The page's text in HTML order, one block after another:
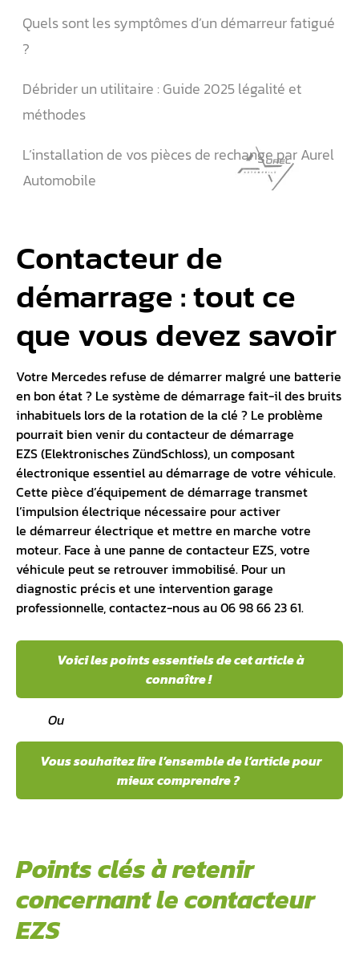
Quels sont les symptômes d’un démarreur fatigué
?
Débrider un utilitaire : Guide 2025 légalité et
méthodes
L’installation de vos pièces de rechange par Aurel
Automobile
Contacteur de
démarrage : tout ce
que vous devez savoir
Votre Mercedes refuse de démarrer malgré une batterie
en bon état ? Le système de démarrage fait-il des bruits
inhabituels lors de la rotation de la clé ? Le problème
pourrait bien venir ducontacteur de démarrage
EZS(Elektronisches ZündSchloss), uncomposant
électronique essentiel au démarrage de votre véhicule.
Cette pièce d’équipement de démarrage transmet
l’impulsion électrique nécessaire pour activer
le démarreur électrique et mettre en marche votre
moteur. Face à une panne de contacteur EZS, votre
véhicule peut se retrouver immobilisé. Pour un
diagnostic précis et une intervention garage
professionnelle, contactez-nous au 06 98 66 23 61.
Voici les points essentiels de cet article à
connaître !
Ou
Vous souhaitez lire l’ensemble de l’article pour
mieux comprendre ?
Points clés à retenir
concernant le contacteur
EZS